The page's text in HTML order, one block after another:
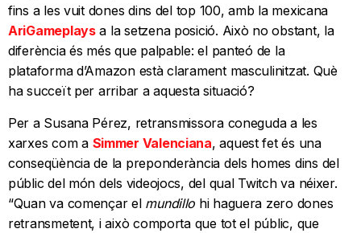
fins a les vuit dones dins del top 100, amb la mexicana
AriGameplaysa la setzena posició. Això no obstant, la
diferència és més que palpable: el panteó de la
plataforma d’Amazon està clarament masculinitzat. Què
ha succeït per arribar a aquesta situació?
Per a Susana Pérez, retransmissora coneguda a les
xarxes com a Simmer Valenciana, aquest fet és una
conseqüència de la preponderància dels homes dins del
públic del món dels videojocs, del qual Twitch va néixer.
“Quan va començar el mundillo hi haguera zero dones
retransmetent, i això comporta que tot el públic, que